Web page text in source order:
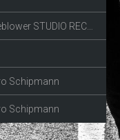
STUDIO RECORDING
Schipmann
Schipmann